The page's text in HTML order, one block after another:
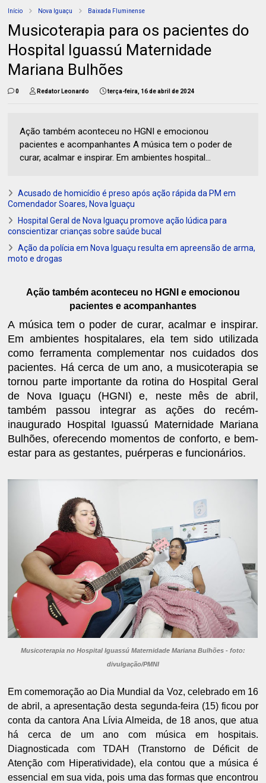
Início Nova Iguaçu Baixada Fluminense
Musicoterapia para os pacientes do
Hospital Iguassú Maternidade
Mariana Bulhões
0 Redator Leonardo terça-feira, 16 de abril de 2024
Ação também aconteceu no HGNI e emocionou
pacientes e acompanhantes A música tem o poder de
curar, acalmar e inspirar. Em ambientes hospital...
Acusado de homicídio é preso após ação rápida da PM em
Comendador Soares, Nova Iguaçu
Hospital Geral de Nova Iguaçu promove ação lúdica para
conscientizar crianças sobre saúde bucal
Ação da polícia em Nova Iguaçu resulta em apreensão de arma,
moto e drogas
Ação também aconteceu no HGNI e emocionou
pacientes e acompanhantes
A música tem o poder de curar, acalmar e inspirar.
Em ambientes hospitalares, ela tem sido utilizada
como ferramenta complementar nos cuidados dos
pacientes. Há cerca de um ano, a musicoterapia se
tornou parte importante da rotina do Hospital Geral
de Nova Iguaçu (HGNI) e, neste mês de abril,
também passou integrar as ações do recém-
inaugurado Hospital Iguassú Maternidade Mariana
Bulhões, oferecendo momentos de conforto, e bem-
estar para as gestantes, puérperas e funcionários.
Musicoterapia no Hospital Iguassú Maternidade Mariana Bulhões - foto:
divulgação/PMNI
Em comemoração ao Dia Mundial da Voz, celebrado em 16
de abril, a apresentação desta segunda-feira (15) ficou por
conta da cantora Ana Lívia Almeida, de 18 anos, que atua
há cerca de um ano com música em hospitais.
Diagnosticada com TDAH (Transtorno de Déficit de
Atenção com Hiperatividade), ela contou que a música é
essencial em sua vida, pois uma das formas que encontrou